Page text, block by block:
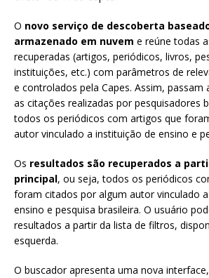
O novo serviço de descoberta
armazenado em nuvem e reúne todas
recuperadas (artigos, periódicos, livros,
instituições, etc.) com parâmetros de
e controlados pela Capes. Assim, passam
as citações realizadas por pesquisadores
todos os periódicos com artigos que
autor vinculado a instituição de ensino e
Os resultados são recuperados a
principal, ou seja, todos os periódicos
foram citados por algum autor vinculado
ensino e pesquisa brasileira. O usuário
resultados a partir da lista de filtros,
esquerda.
O buscador apresenta uma nova